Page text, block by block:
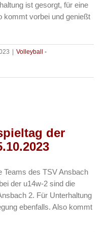
ist gesorgt, für eine
kommt vorbei und genießt
Volleyball -
der
Teams des TSV Ansbach
der u14w-2 sind die
2. Für Unterhaltung
ebenfalls. Also kommt